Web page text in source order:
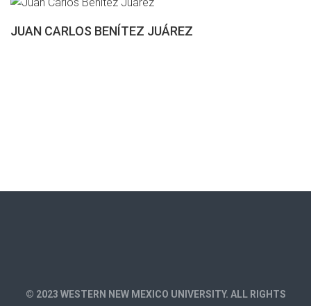
JUAN CARLOS BENÍTEZ JUÁREZ
© 2023 WESTERN NEW MEXICO UNIVERSITY. ALL RIGHTS